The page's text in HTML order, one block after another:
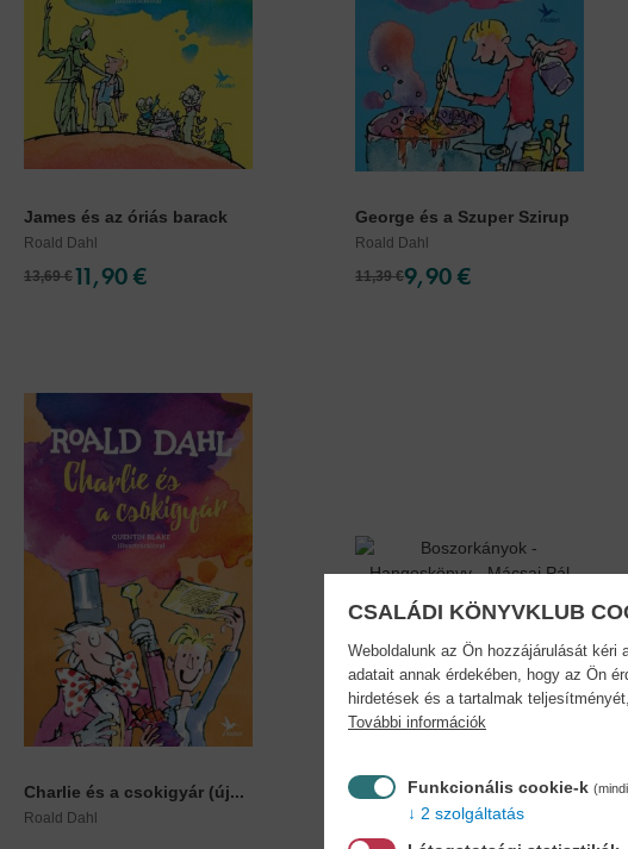
James és az óriás barack
Roald Dahl
13,69 €11,90 €
George és a Szuper Szirup
Roald Dahl
11,39 €9,90 €
Charlie és a csokigyár (új...
Roald Dahl
Boszorkányok -
Hangoskönyv...
Roald Dahl
CSALÁDI KÖNYVKLUB
Weboldalunk az Ön hozzájárulását kéri
adatait annak érdekében, hogy az Ön
hirdetések és a tartalmak
További információk
Funkcionális cookie-k
2 szolgáltatás